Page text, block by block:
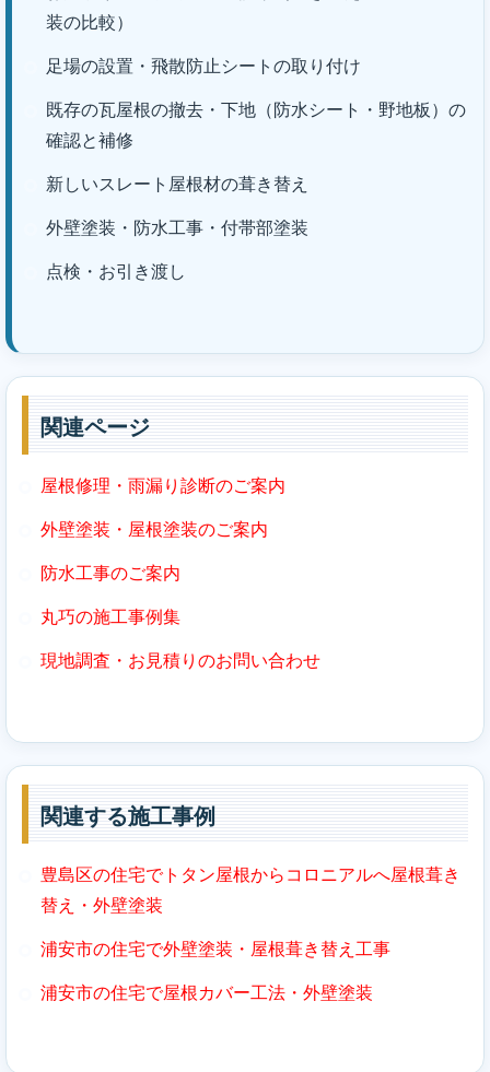
装の比較）
足場の設置・飛散防止シートの取り付け
既存の瓦屋根の撤去・下地（防水シート・野地板）の
確認と補修
新しいスレート屋根材の葺き替え
外壁塗装・防水工事・付帯部塗装
点検・お引き渡し
関連ページ
屋根修理・雨漏り診断のご案内
外壁塗装・屋根塗装のご案内
防水工事のご案内
丸巧の施工事例集
現地調査・お見積りのお問い合わせ
関連する施工事例
豊島区の住宅でトタン屋根からコロニアルへ屋根葺き
替え・外壁塗装
浦安市の住宅で外壁塗装・屋根葺き替え工事
浦安市の住宅で屋根カバー工法・外壁塗装